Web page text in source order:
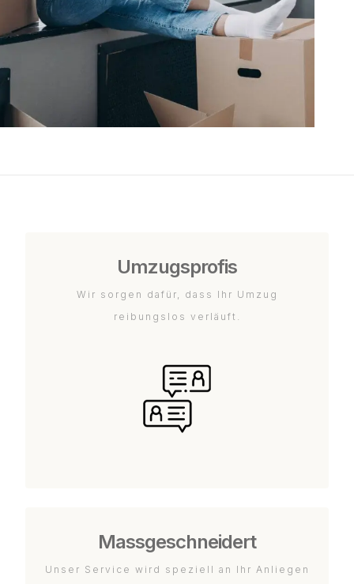
Umzugsprofis
Wir sorgen dafür, dass Ihr Umzug
reibungslos verläuft.
Massgeschneidert
Unser Service wird speziell an Ihr Anliegen